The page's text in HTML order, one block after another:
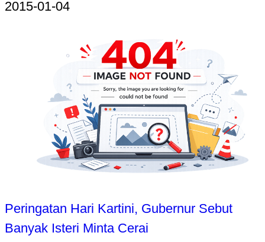
2015-01-04
Peringatan Hari Kartini, Gubernur Sebut
Banyak Isteri Minta Cerai